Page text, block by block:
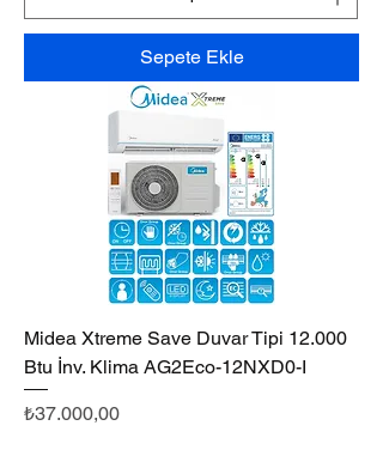
Sepete Ekle
Midea Xtreme Save Duvar Tipi 12.000
Btu İnv. Klima AG2Eco-12NXD0-I
Fiyat
₺37.000,00